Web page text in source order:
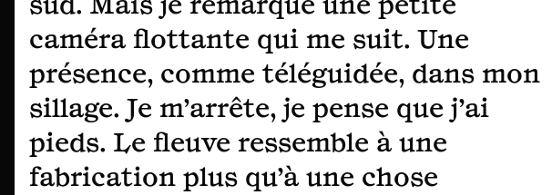
caméra flottante qui me suit. Une
présence, comme téléguidée, dans mon
sillage. Je m’arrête, je pense que j’ai
pieds. Le fleuve ressemble à une
fabrication plus qu’à une chose